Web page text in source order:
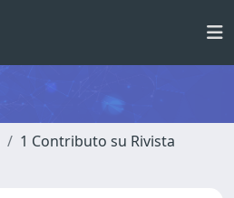
1 Contributo su Rivista